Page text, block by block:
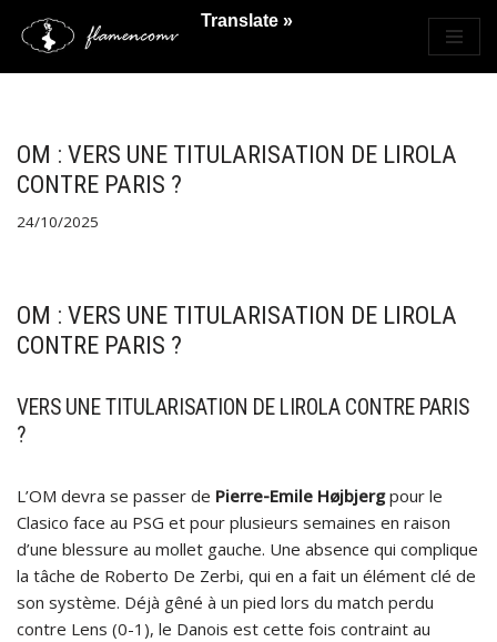
Saltar
OM : VERS UNE TITULARISATION DE LIROLA
CONTRE PARIS ?
24/10/2025
OM : VERS UNE TITULARISATION DE LIROLA
CONTRE PARIS ?
VERS UNE TITULARISATION DE LIROLA CONTRE PARIS
?
L’OM devra se passer de Pierre-Emile Højbjergpour le
Clasico face au PSG et pour plusieurs semaines en raison
d’une blessure au mollet gauche. Une absence qui complique
la tâche de Roberto De Zerbi, qui en a fait un élément clé de
son système. Déjà gêné à un pied lors du match perdu
contre Lens (0-1), le Danois est cette fois contraint au
Translate »